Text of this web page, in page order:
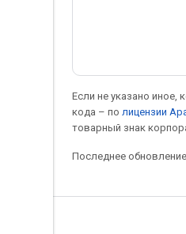
Если не указано иное,
кода – по лицензии
товарный знак
Последнее